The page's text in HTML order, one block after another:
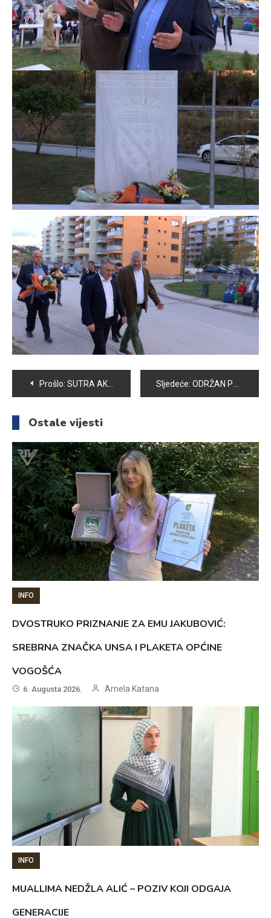
Navigacija
članaka
Prošlo: SUTRA AKCIJA DOBROVOLJNOG DARIVANJA KRVI U VOGOŠĆI Sljedeće: ODRŽAN PRVI FESTIVAL KULTURE I SPORTA ZA DJECU VOGOŠĆANSKIH VRTIĆA
Ostale vijesti
INFO
DVOSTRUKO PRIZNANJE ZA EMU JAKUBOVIĆ:
SREBRNA ZNAČKA UNSA I PLAKETA OPĆINE
VOGOŠĆA
6. Augusta 2026. Arnela Katana
INFO
MUALLIMA NEDŽLA ALIĆ – POZIV KOJI ODGAJA
GENERACIJE